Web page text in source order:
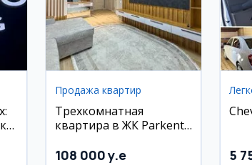
Продажа квартир
Трехкомнатная
квартира в ЖК Parkent
108 000 y.e 5